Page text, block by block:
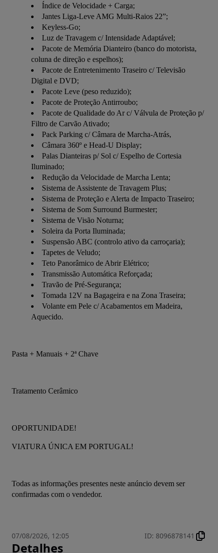
Índice de Velocidade + Carga;
Jantes Liga-Leve AMG Multi-Raios 22”;
Keyless-Go;
Luz de Travagem c/ Intensidade Adaptável;
Pacote de Memória Dianteiro (banco do motorista,
coluna de direção e espelhos);
Pacote de Entretenimento Traseiro c/ Televisão
Digital e DVD;
Pacote Leve (peso reduzido);
Pacote de Proteção Antirroubo;
Pacote de Qualidade do Ar c/ Válvula de Proteção p/
Filtro de Carvão Ativado;
Pack Parking c/ Câmara de Marcha-Atrás,
Câmara 360º e Head-U Display;
Palas Dianteiras p/ Sol c/ Espelho de Cortesia
Iluminado;
Redução da Velocidade de Marcha Lenta;
Sistema de Assistente de Travagem Plus;
Sistema de Proteção e Alerta de Impacto Traseiro;
Sistema de Som Surround Burmester;
Sistema de Visão Noturna;
Soleira da Porta Iluminada;
Suspensão ABC (controlo ativo da carroçaria);
Tapetes de Veludo;
Teto Panorâmico de Abrir Elétrico;
Transmissão Automática Reforçada;
Travão de Pré-Segurança;
Tomada 12V na Bagageira e na Zona Traseira;
Volante em Pele c/ Acabamentos em Madeira,
Aquecido.
Pasta + Manuais + 2ª Chave
Tratamento Cerâmico
OPORTUNIDADE!
VIATURA ÚNICA EM PORTUGAL!
Todas as informações presentes neste anúncio devem ser
confirmadas com o vendedor.
07/08/2026, 12:05 ID: 8096878141
Detalhes